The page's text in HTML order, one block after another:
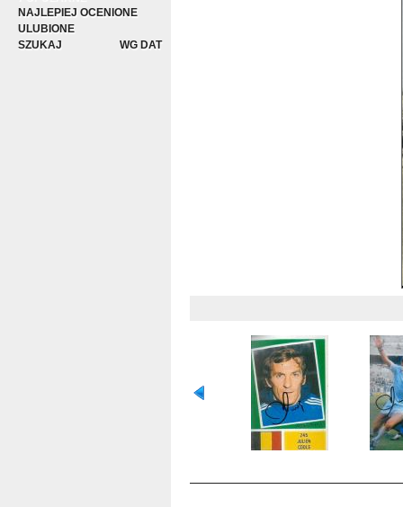
NAJLEPIEJ OCENIONE
ULUBIONE
WG DAT
SZUKAJ